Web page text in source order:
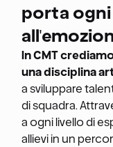
porta ogni
In CMT
una disciplina
a sviluppare
di squadra.
a ogni livello di
allievi in un